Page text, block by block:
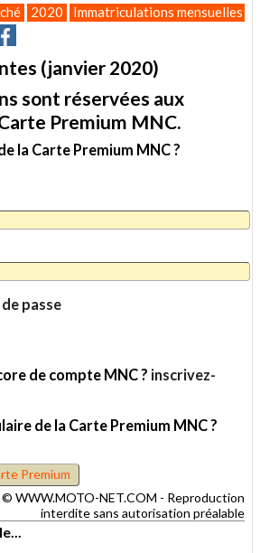
2020 Immatriculations mensuelles
(janvier 2020)
sont réservées aux
Premium MNC.
la Carte Premium MNC ?
passe
de compte MNC ? inscrivez-
de la Carte Premium MNC ?
Premium
WWW.MOTO-NET.COM - Reproduction
interdite sans autorisation préalable